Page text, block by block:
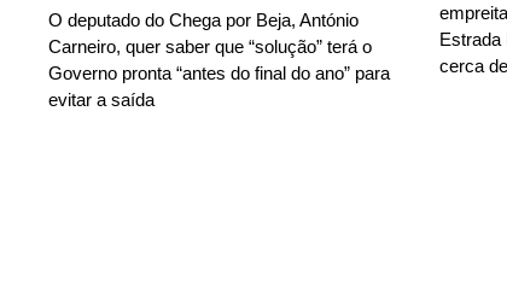
O deputado do Chega por Beja, António
Carneiro, quer saber que “solução” terá o
Governo pronta “antes do final do ano” para
evitar a saída
Estrada
cerca